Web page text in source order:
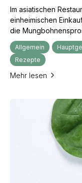
Im asiatischen
einheimischen
die
Allgemein
Rezepte
Mehr lesen